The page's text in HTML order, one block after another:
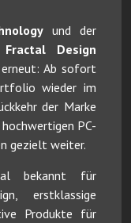
und der
Fractal Design
Ab sofort
wieder im
der Marke
PC-
gezielt weiter.
bekannt für
erstklassige
Produkte für